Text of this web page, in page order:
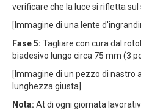
verificare che la luce si rifletta
[Immagine di una lente
Fase 5: Tagliare con cura dal
biadesivo lungo circa 75 mm (3
[Immagine di un pezzo di nastro
lunghezza giusta]
Nota: At di ogni giornata